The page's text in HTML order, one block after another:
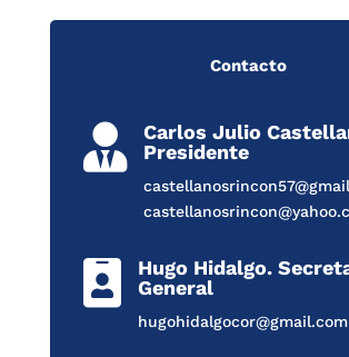
Contacto

Carlos Julio
Presidente

Hugo Hidalgo.
General
hugohidalgocor@gmail.com